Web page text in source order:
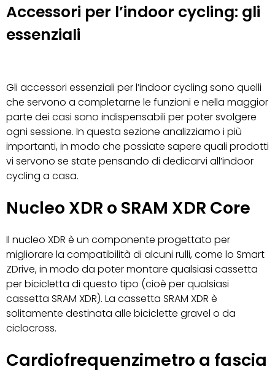
Accessori per l’indoor cycling: gli
essenziali
Gli accessori essenziali per l’indoor cycling sono quelli
che servono a completarne le funzioni e nella maggior
parte dei casi sono indispensabili per poter svolgere
ogni sessione. In questa sezione analizziamo i più
importanti, in modo che possiate sapere quali prodotti
vi servono se state pensando di dedicarvi all’indoor
cycling a casa.
Nucleo XDR o SRAM XDR Core
Il nucleo XDR è un componente progettato per
migliorare la compatibilità di alcuni rulli, come lo Smart
ZDrive, in modo da poter montare qualsiasi cassetta
per bicicletta di questo tipo (cioè per qualsiasi
cassetta SRAM XDR). La cassetta SRAM XDR è
solitamente destinata alle biciclette gravel o da
ciclocross.
Cardiofrequenzimetro a fascia